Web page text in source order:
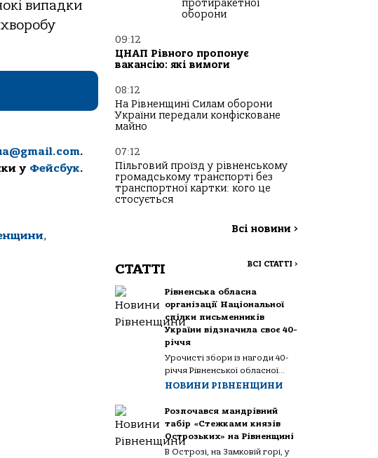
випадки
.
у Фейсбук.
,
протиракетної
оборони
09:12
ЦНАП Рівного пропонує
вакансію: які вимоги
08:12
На Рівненщині Силам оборони
України передали конфісковане
майно
07:12
Пільговий проїзд у рівненському
громадському транспорті без
транспортної картки: кого це
стосується
Всі новини >
СТАТТІ ВСІ СТАТТІ >
Рівненська обласна
організації Національної
спілки письменників
України відзначила своє 40-
річчя
Урочисті збори із нагоди 40-
річчя Рівненської обласної...
НОВИНИ РІВНЕНЩИНИ
Розпочався мандрівний
табір «Стежками князів
Острозьких» на Рівненщині
В Острозі, на Замковій горі, у